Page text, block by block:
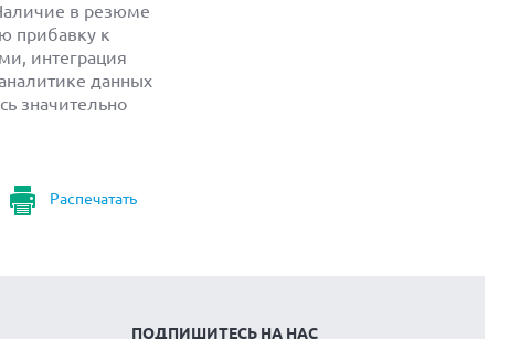
в резюме
прибавку к
интеграция
данных
значительно
Распечатать
ПОДПИШИТЕСЬ НА НАС